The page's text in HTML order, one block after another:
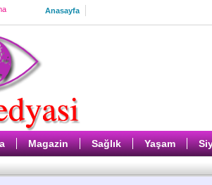
Anasayfa
Magazin Sağlık Yaşam